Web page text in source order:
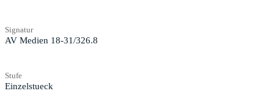
Signatur
AV Medien 18-31/326.8
Stufe
Einzelstueck